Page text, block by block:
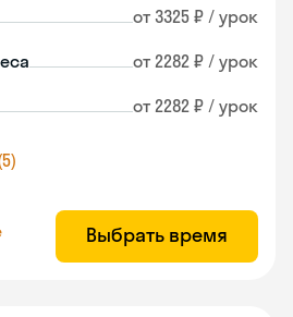
от 3325 ₽ / урок
от 2282 ₽ / урок
от 2282 ₽ / урок
Выбрать время